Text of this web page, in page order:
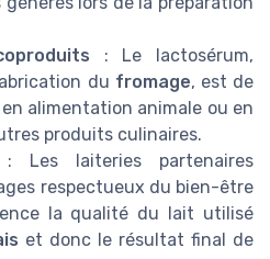
: Le lactosérum,
du fromage, est de
alimentation animale ou en
produits culinaires.
: Les laiteries partenaires
respectueux du bien-être
la qualité du lait utilisé
et donc le résultat final de